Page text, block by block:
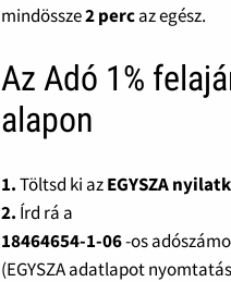
mindössze2 percaz egész.
Az Adó 1%
alapon
1.Töltsd ki azEGYSZA
2. Írd rá a
18464654-1-06-os
(EGYSZA adatlapot